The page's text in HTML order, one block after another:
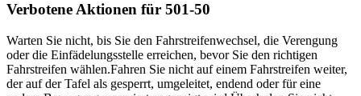
Verbotene Aktionen für 501-50
Warten Sie nicht, bis Sie den Fahrstreifenwechsel, die Verengung
oder die Einfädelungsstelle erreichen, bevor Sie den richtigen
Fahrstreifen wählen.Fahren Sie nicht auf einem Fahrstreifen weiter,
der auf der Tafel als gesperrt, umgeleitet, endend oder für eine